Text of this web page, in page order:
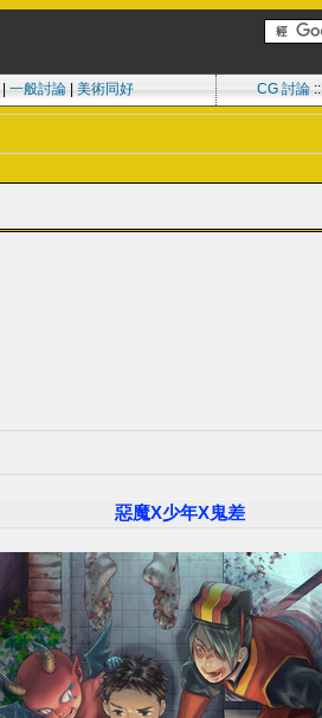
一般討論| 美術同好 CG 討論::
惡魔X少年X鬼差